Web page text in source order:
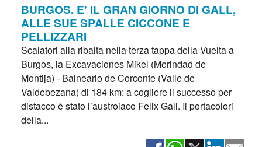
BURGOS. E' IL GRAN GIORNO DI GALL,
ALLE SUE SPALLE CICCONE E
PELLIZZARI
Scalatori alla ribalta nella terza tappa della Vuelta a
Burgos, la Excavaciones Mikel (Merindad de
Montija) - Balneario de Corconte (Valle de
Valdebezana) di 184 km: a cogliere il successo per
distacco è stato l’austroiaco Felix Gall. Il portacolori
della...